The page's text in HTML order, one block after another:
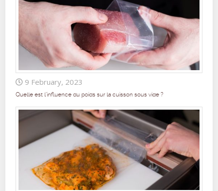
9 February, 2023
Quelle est l’influence du poids sur la cuisson sous vide ?